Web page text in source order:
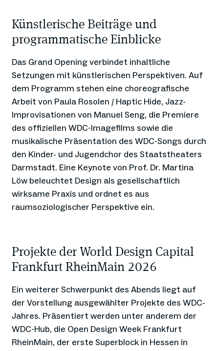
Künstlerische Beiträge und
programmatische Einblicke
Das Grand Opening verbindet inhaltliche
Setzungen mit künstlerischen Perspektiven. Auf
dem Programm stehen eine choreografische
Arbeit von Paula Rosolen / Haptic Hide, Jazz-
Improvisationen von Manuel Seng, die Premiere
des offiziellen WDC-Imagefilms sowie die
musikalische Präsentation des WDC-Songs durch
den Kinder- und Jugendchor des Staatstheaters
Darmstadt. Eine Keynote von Prof. Dr. Martina
Löw beleuchtet Design als gesellschaftlich
wirksame Praxis und ordnet es aus
raumsoziologischer Perspektive ein.
Projekte der World Design Capital
Frankfurt RheinMain 2026
Ein weiterer Schwerpunkt des Abends liegt auf
der Vorstellung ausgewählter Projekte des WDC-
Jahres. Präsentiert werden unter anderem der
WDC-Hub, die Open Design Week Frankfurt
RheinMain, der erste Superblock in Hessen in